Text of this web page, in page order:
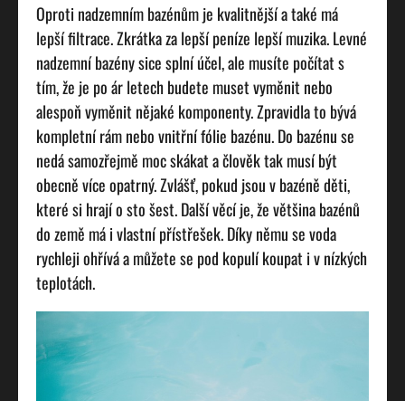
Oproti nadzemním bazénům je kvalitnější a také má
lepší filtrace. Zkrátka za lepší peníze lepší muzika. Levné
nadzemní bazény sice splní účel, ale musíte počítat s
tím, že je po ár letech budete muset vyměnit nebo
alespoň vyměnit nějaké komponenty. Zpravidla to bývá
kompletní rám nebo vnitřní fólie bazénu. Do bazénu se
nedá samozřejmě moc skákat a člověk tak musí být
obecně více opatrný. Zvlášť, pokud jsou v bazéně děti,
které si hrají o sto šest. Další věcí je, že většina bazénů
do země má i vlastní přístřešek. Díky němu se voda
rychleji ohřívá a můžete se pod kopulí koupat i v nízkých
teplotách.